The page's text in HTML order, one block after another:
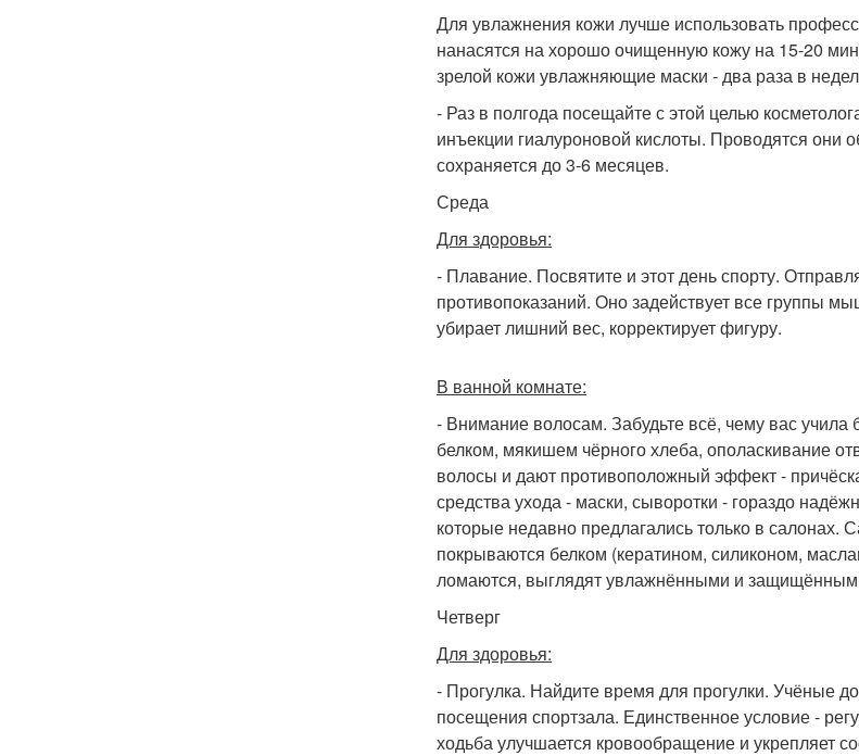
Для увлажнения кожи лучше использовать
нанасятся на хорошо очищенную кожу на 15-20
зрелой кожи увлажняющие маски - два раза в
- Раз в полгода посещайте с этой целью
инъекции гиалуроновой кислоты. Проводятся они
сохраняется до 3-6 месяцев.
Среда
Для здоровья:
- Плавание. Посвятите и этот день спорту.
противопоказаний. Оно задействует все группы
убирает лишний вес, корректирует фигуру.
В ванной комнате:
- Внимание волосам. Забудьте всё, чему вас
белком, мякишем чёрного хлеба, ополаскивание
волосы и дают противоположный эффект -
средства ухода - маски, сыворотки - гораздо
которые недавно предлагались только в
покрываются белком (кератином, силиконом,
ломаются, выглядят увлажнёнными и
Четверг
Для здоровья:
- Прогулка. Найдите время для прогулки. Учёные
посещения спортзала. Единственное условие -
ходьба улучшается кровообращение и укрепляет